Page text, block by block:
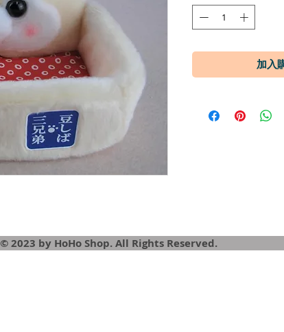
© 2023 by HoHo Shop. All Rights Reserved.